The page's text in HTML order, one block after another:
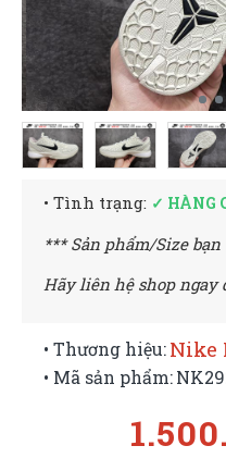
• Tình trạng: ✓ HÀNG
*** Sản phẩm/Size
Hãy liên hệ shop ngay
• Thương hiệu:Nike
• Mã sản phẩm: